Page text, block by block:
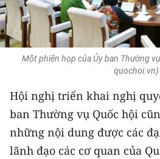
BẠN ĐỌC
KIỂM CHỨNG THÔNG TIN
TRI THỨC CHUYÊN SÂU
54 DÂN TỘC VIỆT NAM
CHƯƠNG TRÌNH OCOP - MỖI
MỘT SẢN PHẨM
Một phiên họp của Ủy ban Thường
quochoi.vn)
Hội nghị triển khai nghị
ban Thường vụ Quốc hội
những nội dung được các
lãnh đạo các cơ quan của